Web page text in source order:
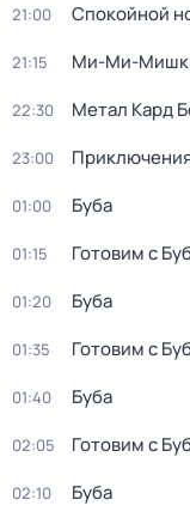
21:00 Спокойной
21:15 Ми-Ми-
22:30 Метал Кард
23:00
01:00 Буба
01:15 Готовим с
01:20 Буба
01:35 Готовим с
01:40 Буба
02:05 Готовим с
02:10 Буба